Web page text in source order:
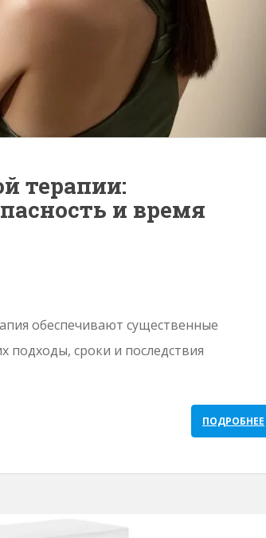
терапии:
и время
обеспечивают существенные
подходы, сроки и последствия
ПОДРОБНЕЕ